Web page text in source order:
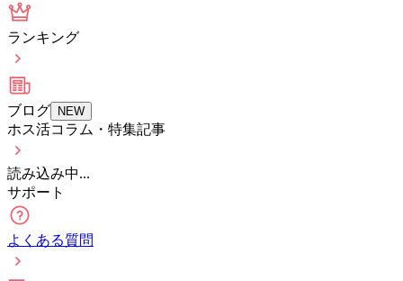
ランキング
ブログ NEW
ホス活コラム・特集記事
読み込み中...
サポート
よくある質問